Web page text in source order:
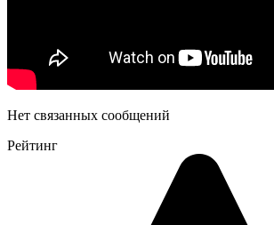
Нет связанных сообщений
Рейтинг